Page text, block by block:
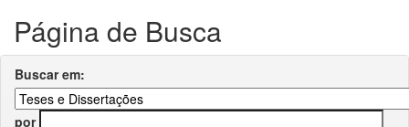
Página de Busca
Buscar em:
por